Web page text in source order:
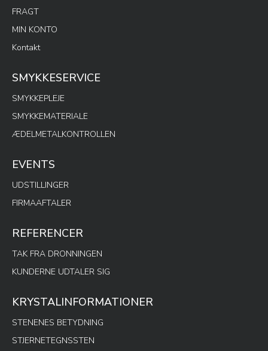
FRAGT
MIN KONTO
Kontakt
SMYKKESERVICE
SMYKKEPLEJE
SMYKKEMATERIALE
ÆDELMETALKONTROLLEN
EVENTS
UDSTILLINGER
FIRMAAFTALER
REFERENCER
TAK FRA DRONNINGEN
KUNDERNE UDTALER SIG
KRYSTALINFORMATIONER
STENENES BETYDNING
STJERNETEGNSSTEN